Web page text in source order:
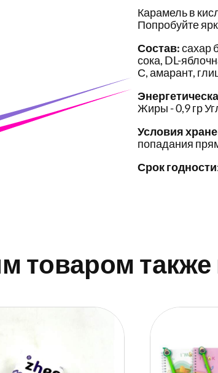
Карамель в
Попробуйте
Состав:сахар
сока, DL-
С, амарант,
Жиры - 0,9 гр
Условия
попадания
Срок годности
товаром